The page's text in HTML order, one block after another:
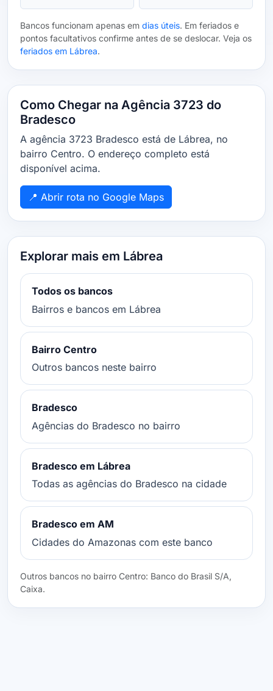
Bancos funcionam apenas em dias úteis. Em feriados e
pontos facultativos confirme antes de se deslocar. Veja os
feriados em Lábrea.
Como Chegar na Agência 3723 do
Bradesco
A agência 3723 Bradesco está de Lábrea, no
bairro Centro. O endereço completo está
disponível acima.
📍 Abrir rota no Google Maps
Explorar mais em Lábrea
Todos os bancos
Bairros e bancos em Lábrea
Bairro Centro
Outros bancos neste bairro
Bradesco
Agências do Bradesco no bairro
Bradesco em Lábrea
Todas as agências do Bradesco na cidade
Bradesco em AM
Cidades do Amazonas com este banco
Outros bancos no bairro Centro: Banco do Brasil S/A,
Caixa.